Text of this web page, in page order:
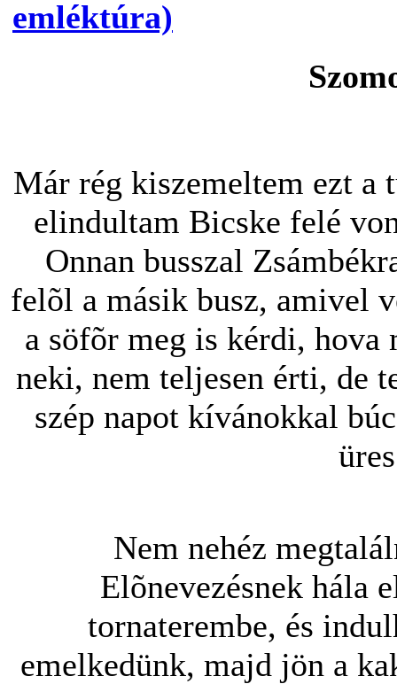
emléktúra)
Már rég kiszemeltem ezt a
elindultam Bicske felé
Onnan busszal
felõl a másik busz, amivel
a söfõr meg is kérdi, hova
neki, nem teljesen érti, de
szép napot kívánokkal
Nem nehéz
Elõnevezésnek hála
tornaterembe, és
emelkedünk, majd jön a